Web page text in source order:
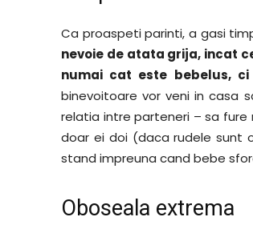
Ca proaspeti parinti, a gasi
nevoie de atata grija, incat
numai cat este bebelus,
binevoitoare vor veni in casa
relatia intre parteneri – sa
doar ei doi (daca rudele sunt
stand impreuna cand bebe
Oboseala extrema